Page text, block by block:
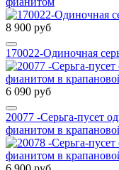
8 900 руб
170022-Одиночная
6 090 руб
20077 -Серьга-пусет
фианитом в